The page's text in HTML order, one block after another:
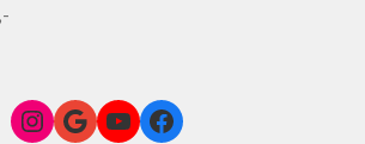
Instagram
Google Link zum FunShop WienYouTubeFacebook